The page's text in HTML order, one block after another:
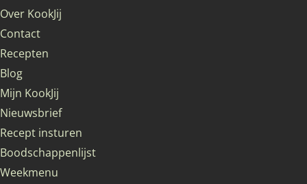
Over KookJij
Contact
Recepten
Blog
Mijn KookJij
Nieuwsbrief
Recept insturen
Boodschappenlijst
Weekmenu